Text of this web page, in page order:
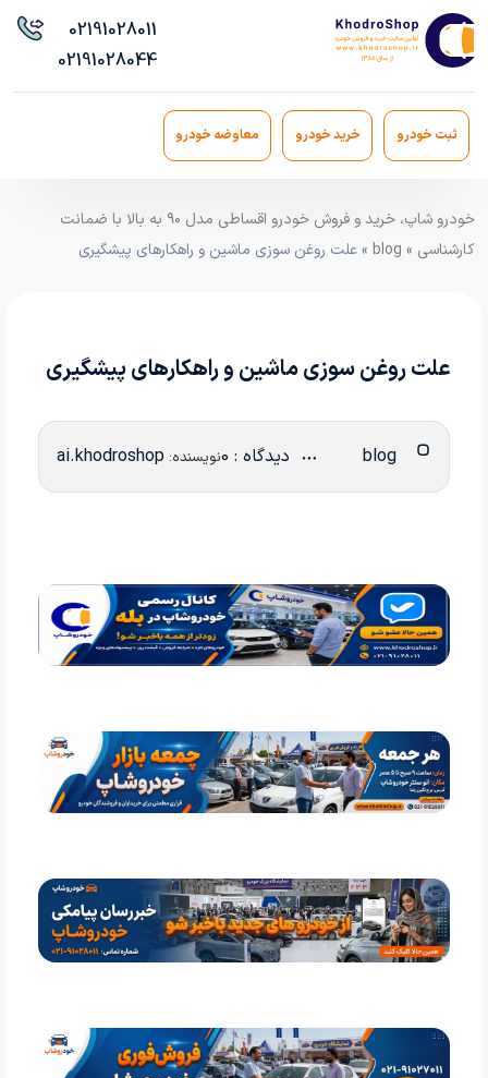
02191028011
02191028044
ثبت خودرو خرید خودرو معاوضه خودرو
خودرو شاپ، خرید و فروش خودرو اقساطی مدل ۹۰ به بالا با ضمانت
کارشناسی »
blog » علت روغن سوزی ماشین و راهکارهای پیشگیری
علت روغن سوزی ماشین و راهکارهای پیشگیری
دیدگاه : 0 نویسنده:ai.khodroshop